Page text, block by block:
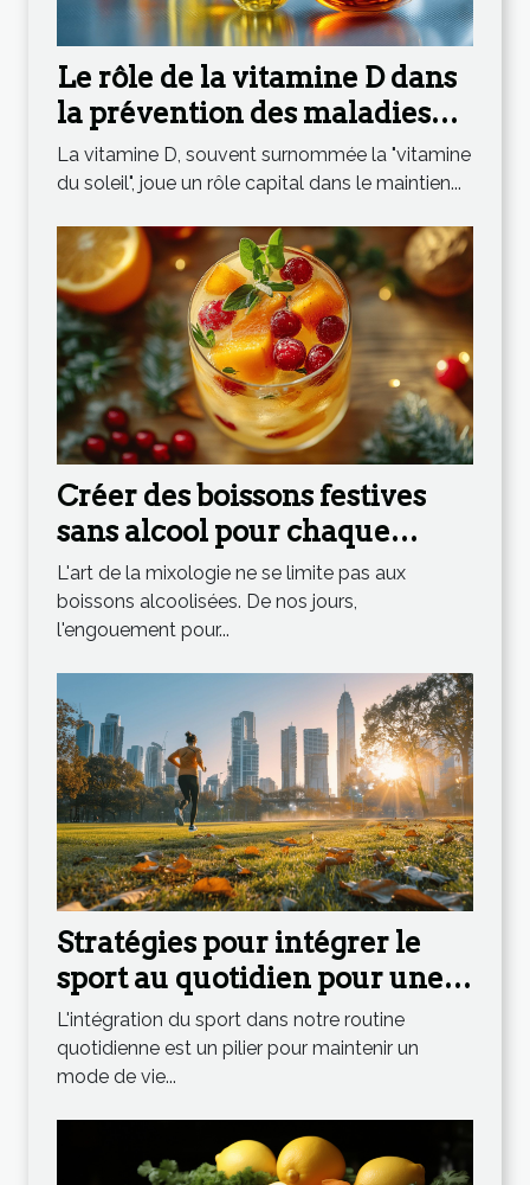
Le rôle de la vitamine D dans
la prévention des maladies
chroniques
La vitamine D, souvent surnommée la "vitamine
du soleil", joue un rôle capital dans le maintien...
Créer des boissons festives
sans alcool pour chaque
saison
L'art de la mixologie ne se limite pas aux
boissons alcoolisées. De nos jours,
l'engouement pour...
Stratégies pour intégrer le
sport au quotidien pour une
vie active
L'intégration du sport dans notre routine
quotidienne est un pilier pour maintenir un
mode de vie...